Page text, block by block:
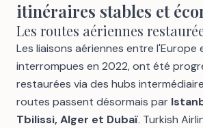
itinéraires stables et
Les routes aériennes
Les liaisons aériennes entre l'Europe
interrompues en 2022, ont été
restaurées via des hubs
routes passent désormais par
Tbilissi, Alger et Dubaï. Turkish